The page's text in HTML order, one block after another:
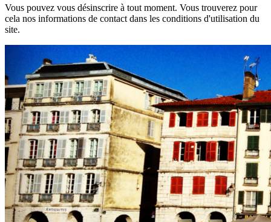
Vous pouvez vous désinscrire à tout moment. Vous trouverez pour
cela nos informations de contact dans les conditions d'utilisation du
site.